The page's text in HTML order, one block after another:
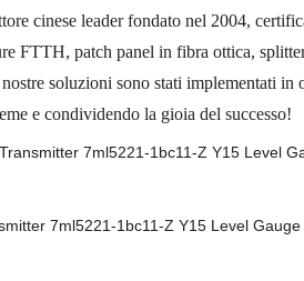
cinese leader fondato nel 2004,
FTTH, patch panel in fibra ottica,
soluzioni sono stati implementati
e condividendo la gioia del successo!